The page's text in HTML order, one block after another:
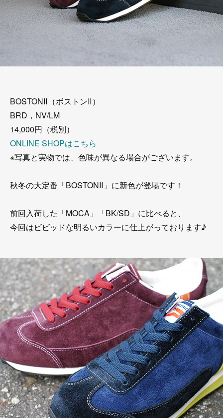
BOSTONⅡ（ボストンⅡ）
BRD，NV/LM
14,000円（税別）
ONLINE SHOPはこちら
※写真と実物では、色味が異なる場合がございます。
秋冬の大定番「BOSTONⅡ」に新色が登場です！
前回入荷した「MOCA」「BK/SD」に比べると、
今回はビビッドな明るいカラーに仕上がっております♪